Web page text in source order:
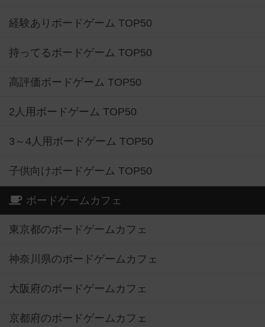
経験ありボードゲーム TOP50
持ってるボードゲーム TOP50
高評価ボードゲーム TOP50
2人用ボードゲーム TOP50
3～4人用ボードゲーム TOP50
子供向けボードゲーム TOP50
ボードゲームカフェ
東京都のボードゲームカフェ
神奈川県のボードゲームカフェ
大阪府のボードゲームカフェ
京都府のボードゲームカフェ